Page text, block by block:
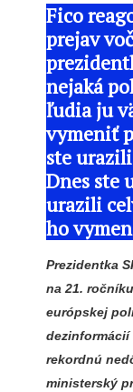
Fico
prejav
nejaká
ľudia ju
vymeniť
ste
Dnes ste
urazili
ho
Prezidentka
na 21.
európskej
dezinformácií
rekordnú
ministerský